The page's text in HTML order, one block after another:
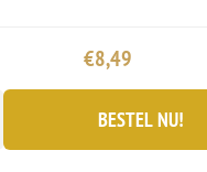
€8,49
BESTEL NU!